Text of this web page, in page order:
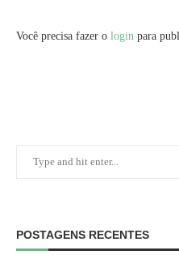
Você precisa fazer o login para
POSTAGENS RECENTES